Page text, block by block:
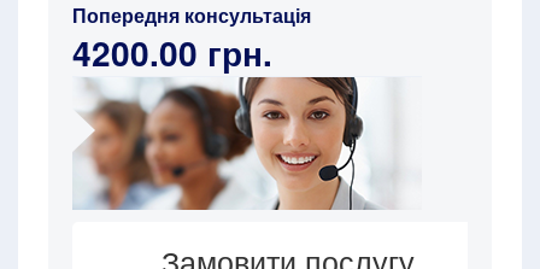
Попередня консультація
4200.00 грн.